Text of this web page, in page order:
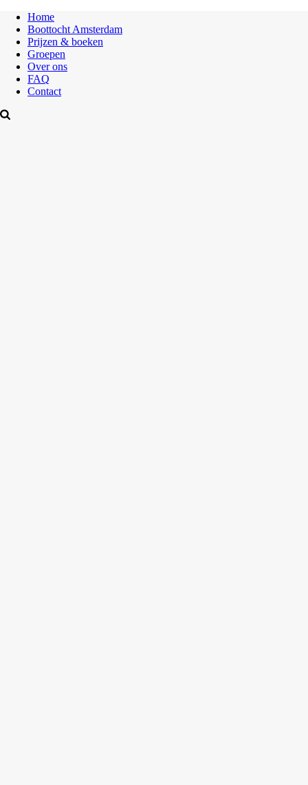
Home
Boottocht Amsterdam
Prijzen & boeken
Groepen
Over ons
FAQ
Contact